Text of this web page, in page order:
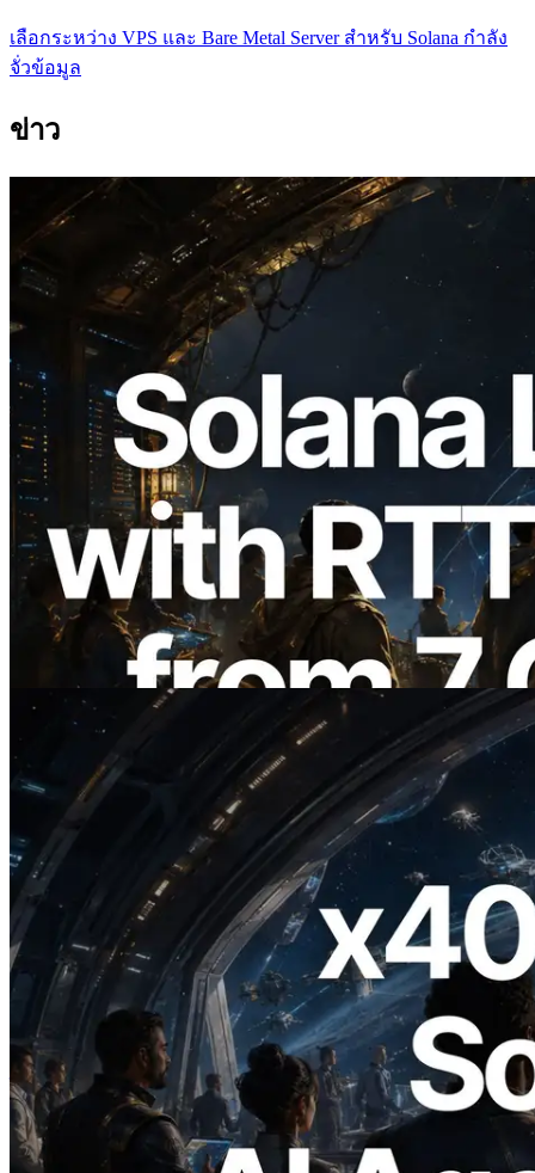
เลือกระหว่าง VPS และ Bare Metal Server สําหรับ Solana กําลัง
จั่วข้อมูล
ข่าว
2026.08.05
ERPC ขยาย Solana Leader Slot API ด้วย
การวัด Ping จาก 7 Region ทั่วโลก พร้อม
เปิดตัว Validators Information API
2026.07.04
ERPC เปิดตัว Solana RPC ที่รองรับ x402
— ยุคที่ AI Agent จ่ายเงินให้ API ที่ต้องใช้
แบบ On Demand